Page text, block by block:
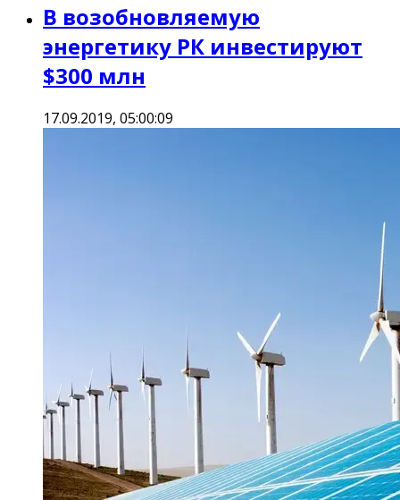
В возобновляемую
энергетику РК инвестируют
$300 млн
17.09.2019, 05:00:09